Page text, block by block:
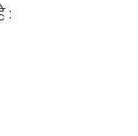
: